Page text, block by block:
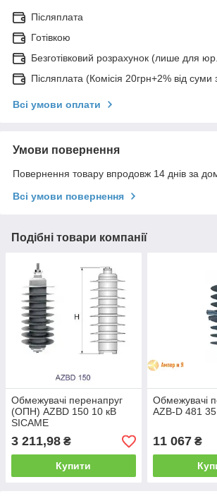
Післяплата
Готівкою
Безготівковий розрахунок (лише для
Післяплата (Комісія 20грн+2% від
Всі умови оплати
Умови повернення
Повернення товару впродовж 14 днів за
Всі умови повернення
Подібні товари компанії
Обмежувачі перенапруг
(ОПН) AZBD 150 10 кВ
SICAME
3 211,98 ₴
Купити
Обмежувачі
AZB-D 481
11 067₴